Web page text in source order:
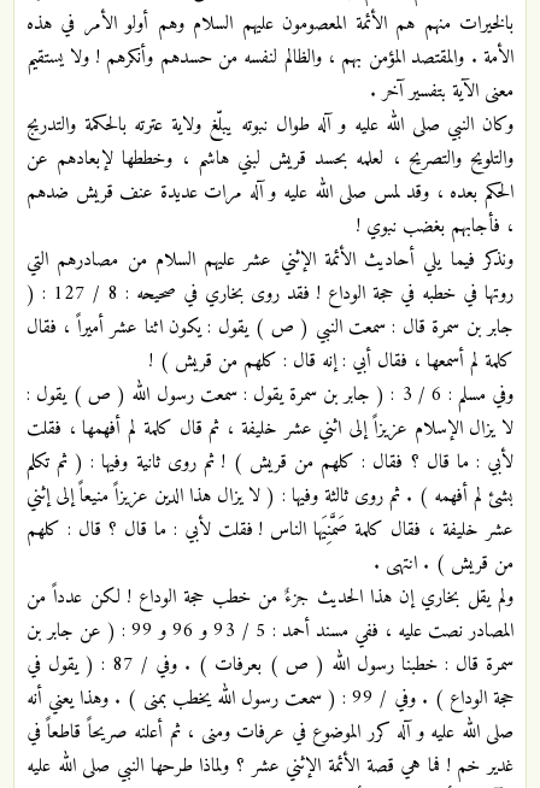
بالخيرات منهم هم الأئمة المعصومون عليهم السلام وهم أولو الأمر في هذه
الأمة . والمقتصد المؤمن بهم ، والظالم لنفسه من حسدهم وأنكرهم ! ولا يستقيم
معنى الآية بتفسير آخر .
وكان النبي صلى الله عليه و آله طوال نبوته يبلّغ ولاية عترته بالحكمة والتدريج
والتلويح والتصريح ، لعلمه بحسد قريش لبني هاشم ، وخططها لإبعادهم عن
الحكم بعده ، وقد لمس صلى الله عليه و آله مرات عديدة عنف قريش ضدهم
، فأجابهم بغضب نبوي !
ونذكر فيما يلي أحاديث الأئمة الإثني عشر عليهم السلام من مصادرهم التي
روتها في خطبه في حجة الوداع ! فقد روى بخاري في صحيحه : 8 / 127 : (
جابر بن سمرة قال : سمعت النبي ( ص ) يقول : يكون اثنا عشر أميراً ، فقال
كلمة لم أسمعها ، فقال أبي : إنه قال : كلهم من قريش ) !
وفي مسلم : 6 / 3 : ( جابر بن سمرة يقول : سمعت رسول الله ( ص ) يقول :
لا يزال الإسلام عزيزاً إلى اثني عشر خليفة ، ثم قال كلمة لم أفهمها ، فقلت
لأبي : ما قال ؟ فقال : كلهم من قريش ) ! ثم روى ثانية وفيها : ( ثم تكلم
بشئ لم أفهمه ) . ثم روى ثالثة وفيها : ( لا يزال هذا الدين عزيزاً منيعاً إلى إثني
عشر خليفة ، فقال كلمة صَمَّنِيَها الناس ! فقلت لأبي : ما قال ؟ قال : كلهم
من قريش ) . انتهى .
ولم يقل بخاري إن هذا الحديث جزءٌ من خطب حجة الوداع ! لكن عدداً من
المصادر نصت عليه ، ففي مسند أحمد : 5 / 93 و 96 و 99 : ( عن جابر بن
سمرة قال : خطبنا رسول الله ( ص ) بعرفات ) . وفي / 87 : ( يقول في
حجة الوداع ) . وفي / 99 : ( سمعت رسول الله يخطب بمنى ) . وهذا يعني أنه
صلى الله عليه و آله كرر الموضوع في عرفات ومنى ، ثم أعلنه صريحاً قاطعاً في
غدير خم ! فما هي قصة الأئمة الإثني عشر ؟ ولماذا طرحها النبي صلى الله عليه